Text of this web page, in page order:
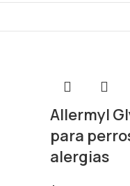
Allermyl
para
alergias